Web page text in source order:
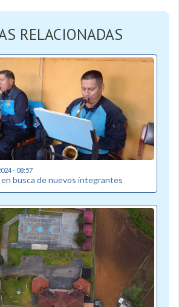
RELACIONADAS
- 08:57
busca de nuevos integrantes